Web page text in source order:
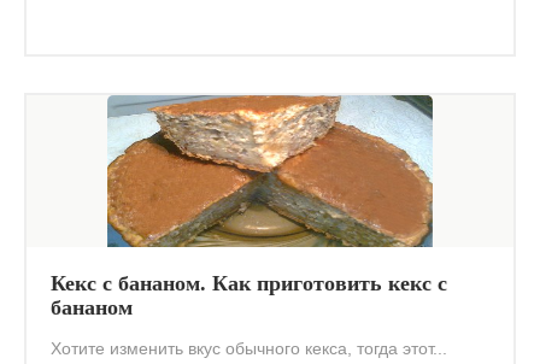
Кекс с бананом. Как приготовить кекс с
бананом
Хотите изменить вкус обычного кекса, тогда этот...